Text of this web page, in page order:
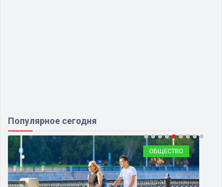
Популярное сегодня
ОБЩЕСТВО